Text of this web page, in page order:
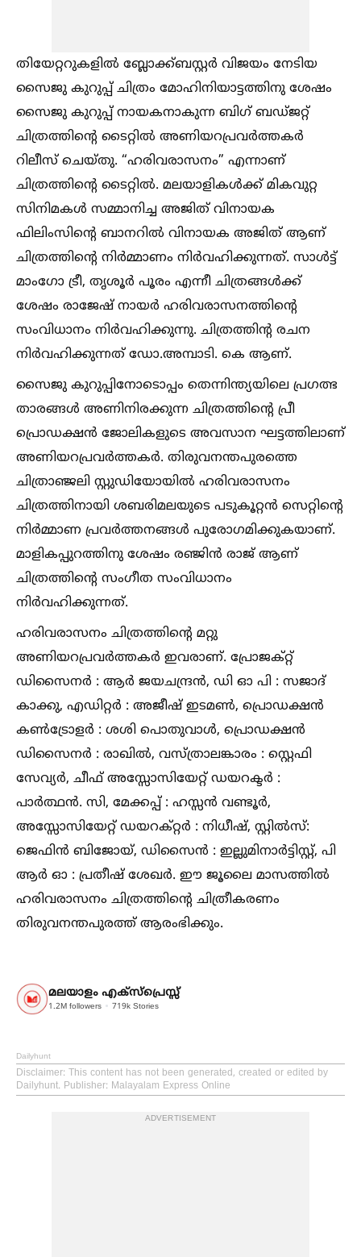
തിയേറ്ററുകളില്‍ ബ്ലോക്ക്ബസ്റ്റർ വിജയം നേടിയ
സൈജു കുറുപ്പ് ചിത്രം മോഹിനിയാട്ടത്തിനു ശേഷം
സൈജു കുറുപ്പ് നായകനാകുന്ന ബിഗ് ബഡ്ജറ്റ്
ചിത്രത്തിന്റെ ടൈറ്റില്‍ അണിയറപ്രവർത്തകർ
റിലീസ് ചെയ്തു. “ഹരിവരാസനം” എന്നാണ്
ചിത്രത്തിന്റെ ടൈറ്റില്‍. മലയാളികള്‍ക്ക് മികവുറ്റ
സിനിമകള്‍ സമ്മാനിച്ച അജിത് വിനായക
ഫിലിംസിന്റെ ബാനറില്‍ വിനായക അജിത് ആണ്
ചിത്രത്തിന്റെ നിർമ്മാണം നിർവഹിക്കുന്നത്. സാള്‍ട്ട്
മാംഗോ ട്രീ, തൃശൂർ പൂരം എന്നീ ചിത്രങ്ങള്‍ക്ക്
ശേഷം രാജേഷ് നായർ ഹരിവരാസനത്തിന്റെ
സംവിധാനം നിർവഹിക്കുന്നു. ചിത്രത്തിന്റ രചന
നിർവഹിക്കുന്നത് ഡോ.അമ്പാടി. കെ ആണ്.
സൈജു കുറുപ്പിനോടൊപ്പം തെന്നിന്ത്യയിലെ പ്രഗത്ഭ
താരങ്ങള്‍ അണിനിരക്കുന്ന ചിത്രത്തിന്റെ പ്രീ
പ്രൊഡക്ഷൻ ജോലികളുടെ അവസാന ഘട്ടത്തിലാണ്
അണിയറപ്രവർത്തകർ. തിരുവനന്തപുരത്തെ
ചിത്രാഞ്ജലി സ്റ്റുഡിയോയില്‍ ഹരിവരാസനം
ചിത്രത്തിനായി ശബരിമലയുടെ പടുകൂറ്റൻ സെറ്റിന്റെ
നിർമ്മാണ പ്രവർത്തനങ്ങള്‍ പുരോഗമിക്കുകയാണ്.
മാളികപ്പുറത്തിനു ശേഷം രഞ്ജിൻ രാജ് ആണ്
ചിത്രത്തിന്റെ സംഗീത സംവിധാനം
നിർവഹിക്കുന്നത്.
ഹരിവരാസനം ചിത്രത്തിന്റെ മറ്റു
അണിയറപ്രവർത്തകർ ഇവരാണ്. പ്രോജക്റ്റ്
ഡിസൈനർ : ആർ ജയചന്ദ്രൻ, ഡി ഓ പി : സജാദ്
കാക്കു, എഡിറ്റർ : അജീഷ് ഇടമണ്‍, പ്രൊഡക്ഷൻ
കണ്‍ട്രോളർ : ശശി പൊതുവാള്‍, പ്രൊഡക്ഷൻ
ഡിസൈനർ : രാഖില്‍, വസ്ത്രാലങ്കാരം : സ്റ്റെഫി
സേവ്യർ, ചീഫ് അസ്സോസിയേറ്റ് ഡയറക്ടർ :
പാർത്ഥൻ. സി, മേക്കപ്പ് : ഹസ്സൻ വണ്ടൂർ,
അസ്സോസിയേറ്റ് ഡയറക്റ്റർ : നിധീഷ്, സ്റ്റില്‍സ്:
ജെഫിൻ ബിജോയ്, ഡിസൈൻ : ഇല്ലുമിനാർട്ടിസ്റ്റ്, പി
ആർ ഓ : പ്രതീഷ് ശേഖർ. ഈ ജൂലൈ മാസത്തില്‍
ഹരിവരാസനം ചിത്രത്തിന്റെ ചിത്രീകരണം
തിരുവനന്തപുരത്ത് ആരംഭിക്കും.
മലയാളം എക്സ്പ്രെസ്സ്
1.2M followers 719k Stories
Dailyhunt
Disclaimer: This content has not been generated, created or edited by
Dailyhunt. Publisher: Malayalam Express Online
ADVERTISEMENT